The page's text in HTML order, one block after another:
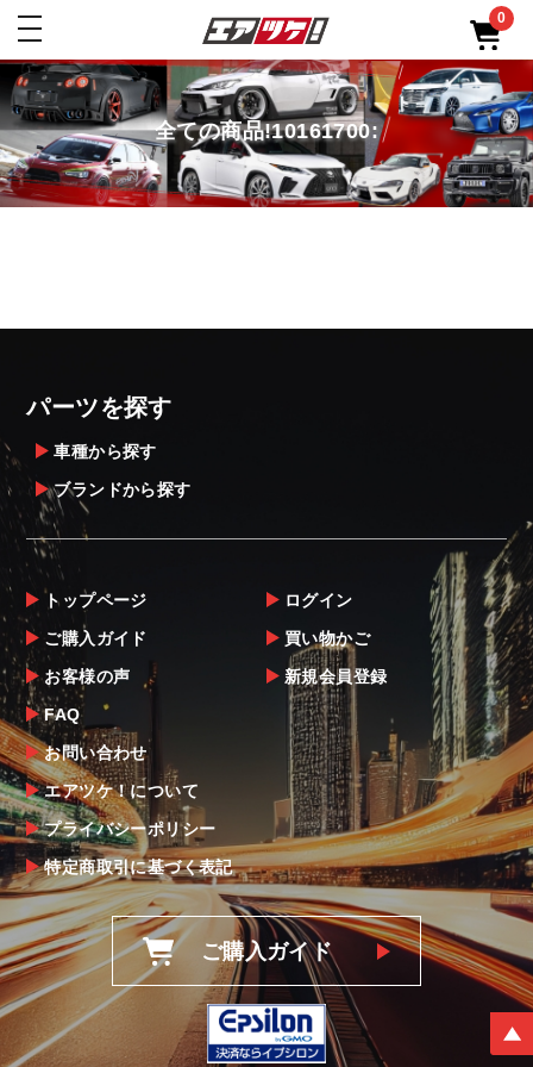
toggle
0
全ての商品!10161700:
パーツを探す
車種から探す
ブランドから探す
トップページ
ご購入ガイド
お客様の声
FAQ
お問い合わせ
エアツケ！について
プライバシーポリシー
特定商取引に基づく表記
ログイン
買い物かご
新規会員登録
ご購入ガイド